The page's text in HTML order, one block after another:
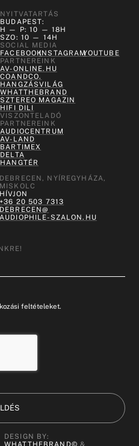
NYITVATARTÁS
BUDAPEST:
H — P: 10 — 18H
SZO: 10 — 14H
SOCIAL MEDIA
FACEBOOKINSTAGRAMYOUTUBE
PARTNEREINK
AV-ONLINE.HU
COANDCO.
HANGZÁSVILÁG
WHATTHEBRAND
SZTEREO MAGAZIN
HIFI DILI
VISZONTELADÓ
PARTNEREINK
AUDIOCENTRUM
AV-LAND
BARTIMEX
DELTA
HANGTÉR
DEBRECEN, NYÍREGYHÁZA,
MISKOLC
HÍVJON
+36 20 503 7313
DEBRECEN@
AUDIOPHILE-SZALON.HU
feltételeket.
DESIGN BY:
WHATTHEBRAND© &